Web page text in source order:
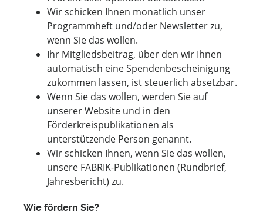
Wir schicken Ihnen monatlich unser
Programmheft und/oder Newsletter zu,
wenn Sie das wollen.
Ihr Mitgliedsbeitrag, über den wir Ihnen
automatisch eine Spendenbescheinigung
zukommen lassen, ist steuerlich absetzbar.
Wenn Sie das wollen, werden Sie auf
unserer Website und in den
Förderkreispublikationen als
unterstützende Person genannt.
Wir schicken Ihnen, wenn Sie das wollen,
unsere FABRIK-Publikationen (Rundbrief,
Jahresbericht) zu.
Wie fördern Sie?